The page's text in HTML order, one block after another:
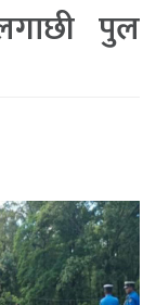
पुल